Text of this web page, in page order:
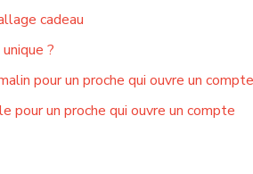
cadeau
?
pour un proche qui ouvre un compte
pour un proche qui ouvre un compte